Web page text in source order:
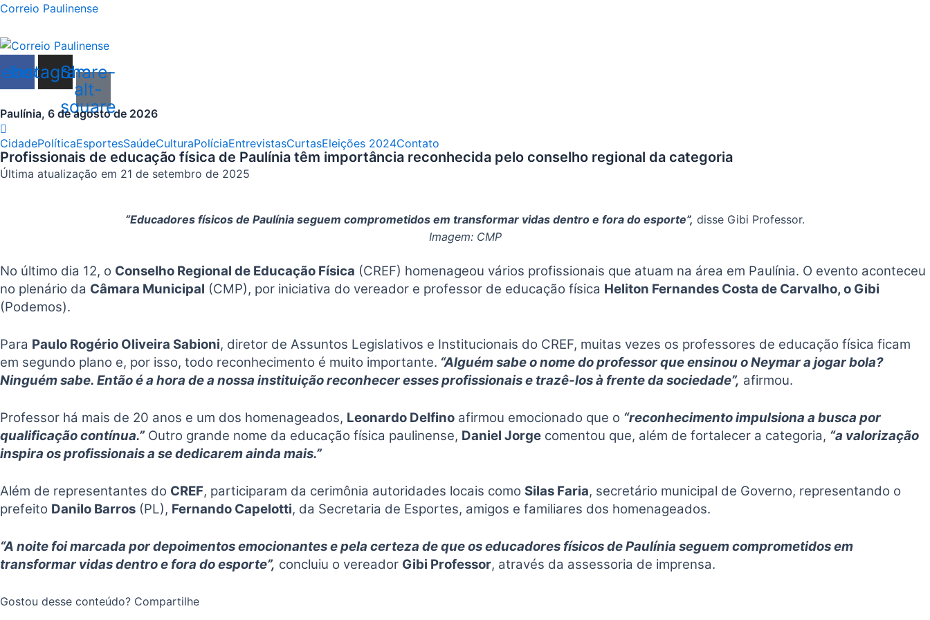
Ir
o
Correio Paulinense
Instagram
Share-
alt-
square
Paulínia, 6 de agosto de 2026
CidadePolíticaEsportesSaúdeCulturaPolíciaEntrevistasCurtasEleições 2024Contato
Profissionais de educação física de Paulínia têm importância reconhecida pelo conselho regional da categoria
Última atualização em 21 de setembro de 2025
“Educadores físicos de Paulínia seguem comprometidos em transformar vidas dentro e fora do esporte”, disse Gibi Professor.
Imagem: CMP
No último dia 12, o Conselho Regional de Educação Física (CREF) homenageou vários profissionais que atuam na área em Paulínia. O evento aconteceu
no plenário da Câmara Municipal (CMP), por iniciativa do vereador e professor de educação física Heliton Fernandes Costa de Carvalho, o Gibi
(Podemos).
Para Paulo Rogério Oliveira Sabioni, diretor de Assuntos Legislativos e Institucionais do CREF, muitas vezes os professores de educação física ficam
em segundo plano e, por isso, todo reconhecimento é muito importante. “Alguém sabe o nome do professor que ensinou o Neymar a jogar bola?
Ninguém sabe. Então é a hora de a nossa instituição reconhecer esses profissionais e trazê-los à frente da sociedade”, afirmou.
Professor há mais de 20 anos e um dos homenageados, Leonardo Delfino afirmou emocionado que o “reconhecimento impulsiona a busca por
qualificação contínua.” Outro grande nome da educação física paulinense, Daniel Jorge comentou que, além de fortalecer a categoria, “a valorização
inspira os profissionais a se dedicarem ainda mais.”
Além de representantes do CREF, participaram da cerimônia autoridades locais como Silas Faria, secretário municipal de Governo, representando o
prefeito Danilo Barros (PL), Fernando Capelotti, da Secretaria de Esportes, amigos e familiares dos homenageados.
“A noite foi marcada por depoimentos emocionantes e pela certeza de que os educadores físicos de Paulínia seguem comprometidos em
transformar vidas dentro e fora do esporte”, concluiu o vereador Gibi Professor, através da assessoria de imprensa.
Gostou desse conteúdo? Compartilhe